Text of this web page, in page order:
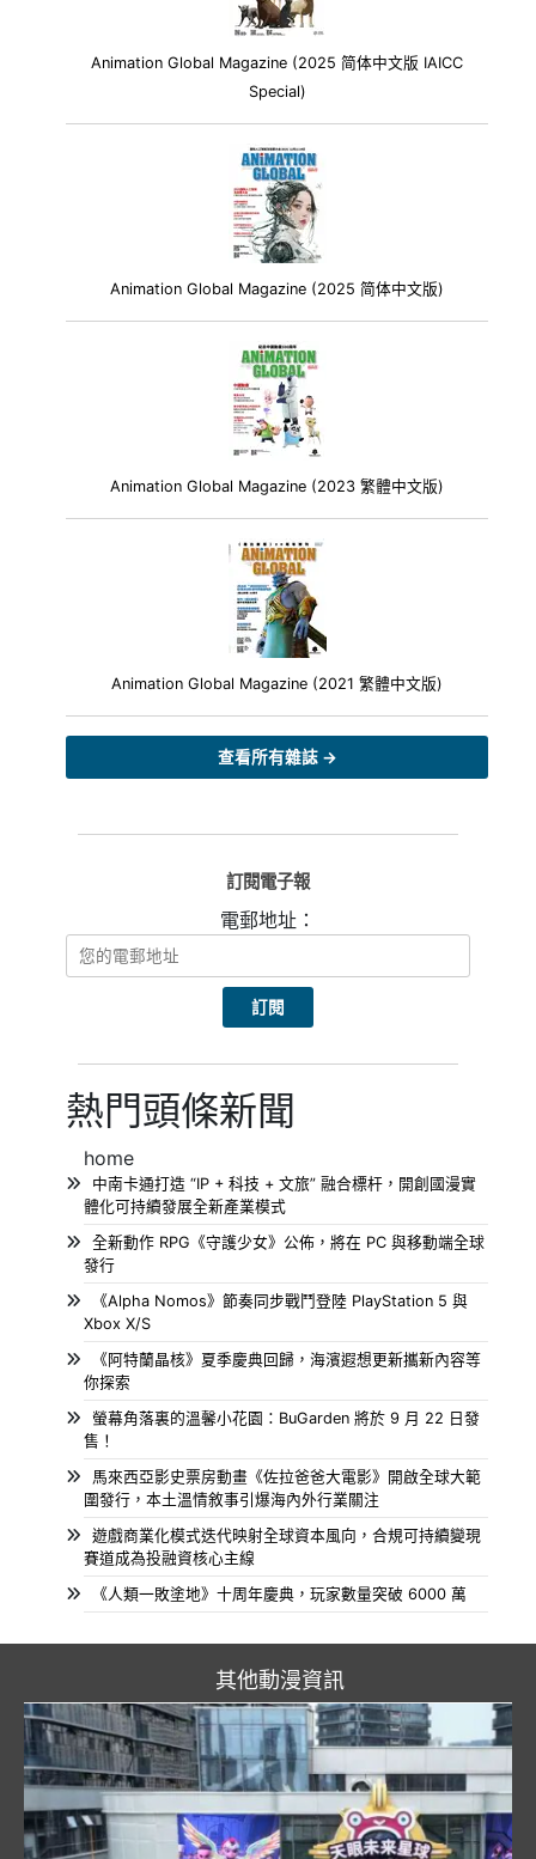
Animation Global Magazine (2025 简体中文版 IAICC
Special)
Animation Global Magazine (2025 简体中文版)
Animation Global Magazine (2023 繁體中文版)
Animation Global Magazine (2021 繁體中文版)
查看所有雜誌 →
訂閱電子報
電郵地址：
熱門頭條新聞
home
中南卡通打造 “IP + 科技 + 文旅” 融合標杆，開創國漫實
體化可持續發展全新產業模式
全新動作 RPG《守護少女》公佈，將在 PC 與移動端全球
發行
《Alpha Nomos》節奏同步戰鬥登陸 PlayStation 5 與
Xbox X/S
《阿特蘭晶核》夏季慶典回歸，海濱遐想更新攜新內容等
你探索
螢幕角落裏的溫馨小花園：BuGarden 將於 9 月 22 日發
售！
馬來西亞影史票房動畫《佐拉爸爸大電影》開啟全球大範
圍發行，本土溫情敘事引爆海內外行業關注
遊戲商業化模式迭代映射全球資本風向，合規可持續變現
賽道成為投融資核心主線
《人類一敗塗地》十周年慶典，玩家數量突破 6000 萬
其他動漫資訊